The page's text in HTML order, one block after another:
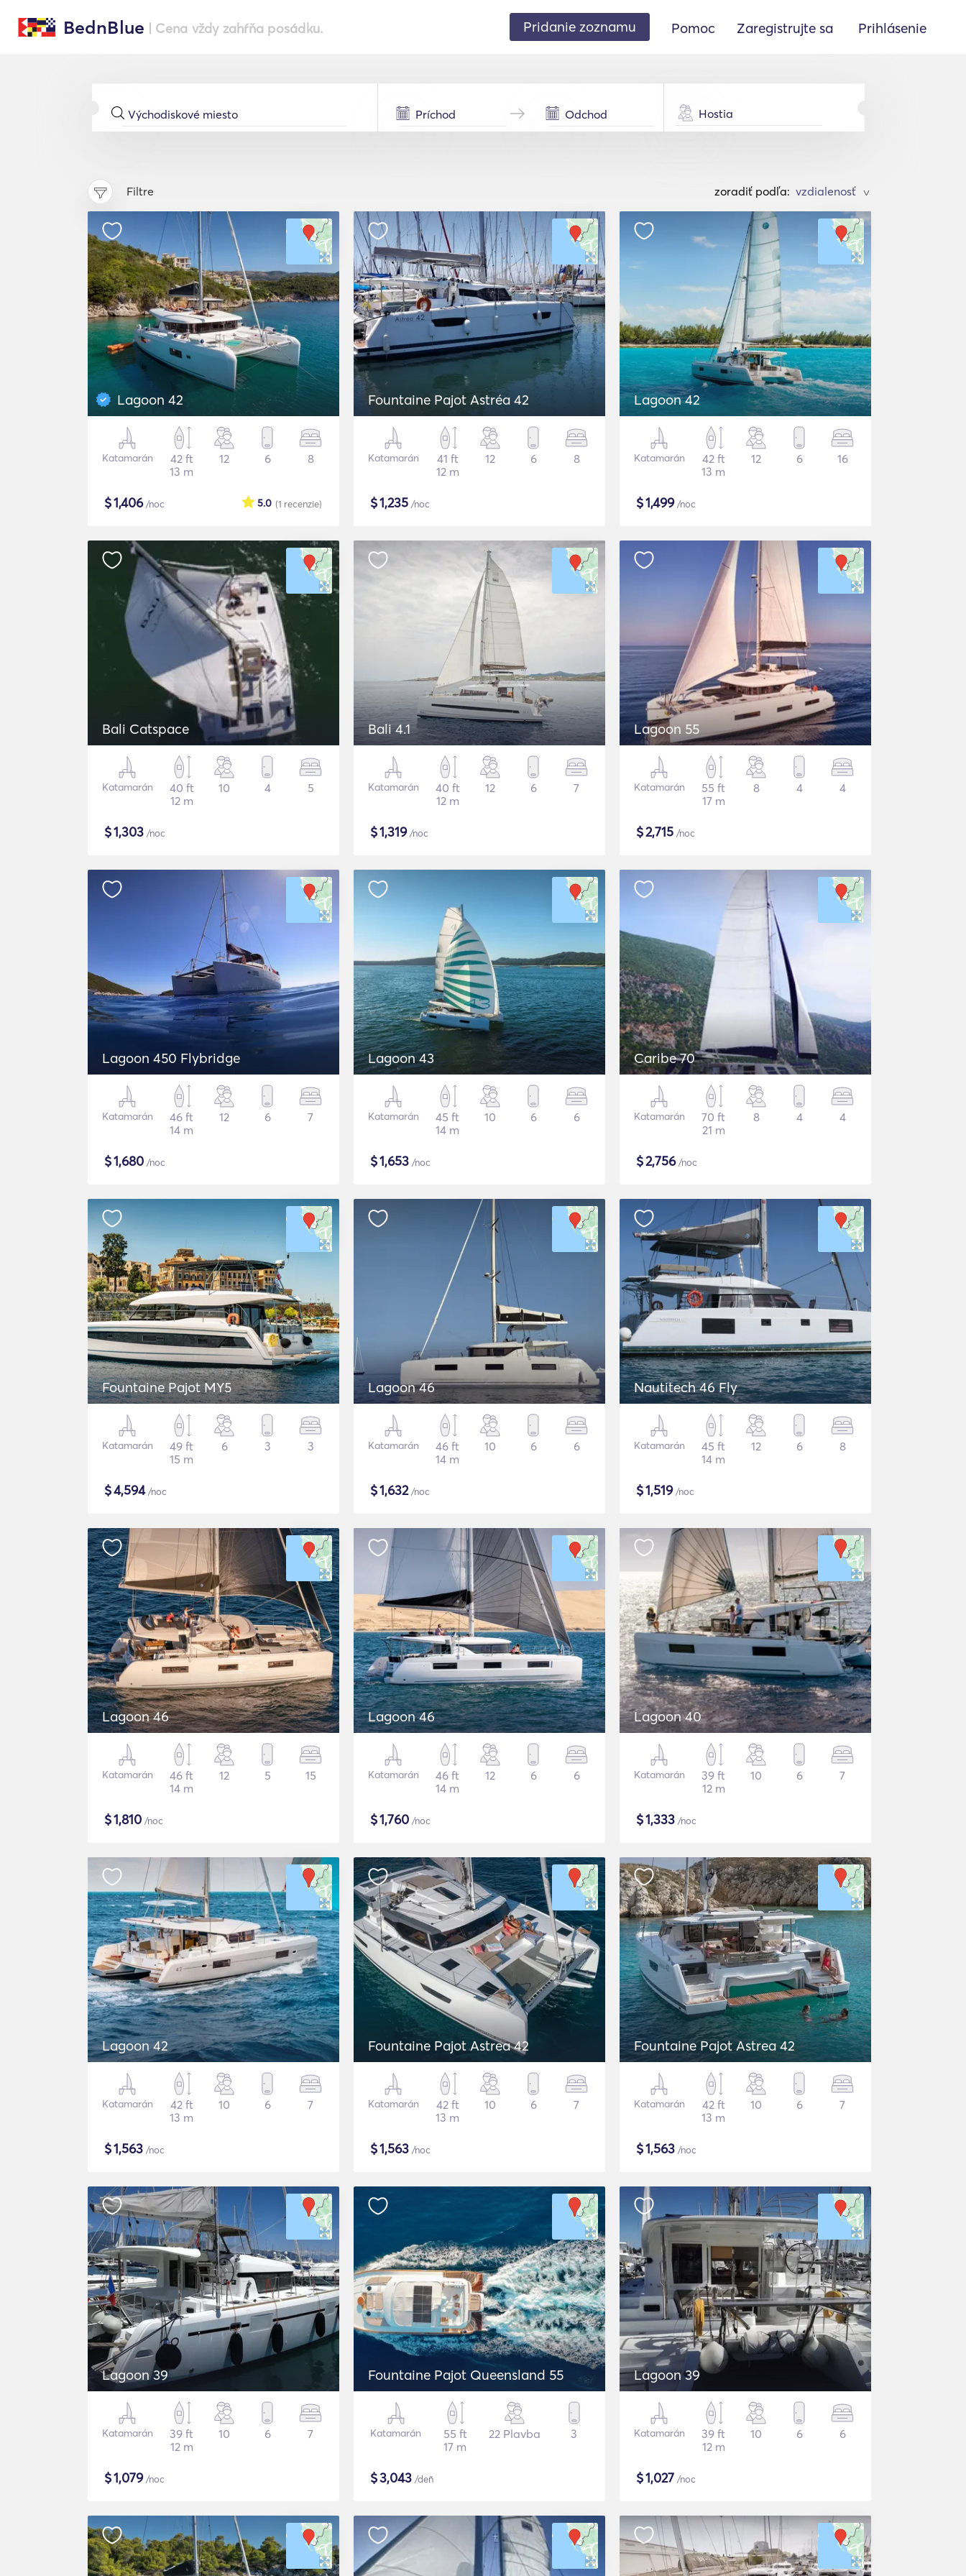
BednBlue | Cena vždy zahŕňa posádku. Pridanie zoznamu Pomoc Zaregistrujte sa Prihlásenie
Hostia
Filtre zoradiť podľa: >
Lagoon 42
Katamarán
42 ft
13 m
12 6 8
$1,406/noc (1 recenzie)
5.0
Fountaine Pajot Astréa 42
Katamarán
41 ft
12 m
12 6 8
$1,235 /noc
Lagoon 42
Katamarán
42 ft
13 m
12 6 16
$1,499/noc
Bali Catspace
Katamarán
40 ft
12 m
10 4 5
$1,303 /noc
Bali 4.1
Katamarán
40 ft
12 m
12 6 7
$1,319/noc
Lagoon 55
Katamarán
55 ft
17 m
8 4 4
$2,715 /noc
Lagoon 450 Flybridge
Katamarán
46 ft
14 m
12 6 7
$1,680 /noc
Lagoon 43
Katamarán
45 ft
14 m
10 6 6
$1,653 /noc
Caribe 70
Katamarán
70 ft
21 m
8 4 4
$2,756/noc
Fountaine Pajot MY5
Katamarán
49 ft
15 m
6 3 3
$4,594/noc
Lagoon 46
Katamarán
46 ft
14 m
10 6 6
$1,632/noc
Nautitech 46 Fly
Katamarán
45 ft
14 m
12 6 8
$1,519/noc
Lagoon 46
Katamarán
46 ft
14 m
12 5 15
$1,810 /noc
Lagoon 46
Katamarán
46 ft
14 m
12 6 6
$1,760 /noc
Lagoon 40
Katamarán
39 ft
12 m
10 6 7
$1,333 /noc
Lagoon 42
Katamarán
42 ft
13 m
10 6 7
$1,563 /noc
Fountaine Pajot Astrea 42
Katamarán
42 ft
13 m
10 6 7
$1,563 /noc
Fountaine Pajot Astrea 42
Katamarán
42 ft
13 m
10 6 7
$1,563 /noc
Lagoon 39
Katamarán
39 ft
12 m
10 6 7
$1,079/noc
Fountaine Pajot Queensland 55
Katamarán
55 ft
17 m
22 Plavba 3
$3,043 /deň
Lagoon 39
Katamarán
39 ft
12 m
10 6 6
$1,027 /noc